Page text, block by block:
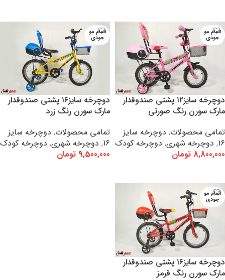
اتمام مو
جودی
دوچرخه سایز۱۲ پشتی صندوقدار
مارک سورن رنگ صورتی
تمامی محصولات, دوچرخه سایز
16
, دوچرخه شهری, دوچرخه کودک
8,800,000 تومان
اتمام مو
جودی
دوچرخه سایز۱۶ پشتی صندوقدار
مارک سورن رنگ زرد
تمامی محصولات, دوچرخه سایز
16
, دوچرخه شهری, دوچرخه کودک
9,500,000 تومان
اتمام مو
جودی
دوچرخه سایز۱۶ پشتی صندوقدار
مارک سورن رنگ قرمز